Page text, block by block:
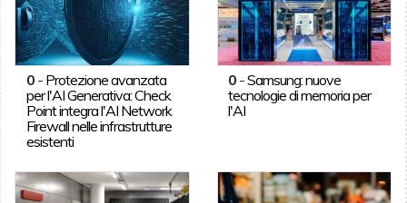
0- Protezione avanzata
per l'AI Generativa: Check
Point integra l'AI Network
Firewall nelle infrastrutture
esistenti
0 -Samsung: nuove
tecnologie di memoria per
l'AI